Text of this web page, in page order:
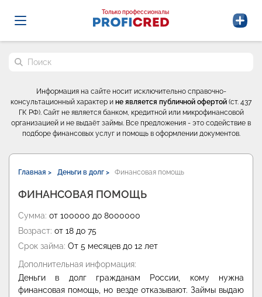
Probrokery - Только профессионалы
Только профессионалы
Поиск по сайту
Информация на сайте носит исключительно справочно-
консультационный характер и не является публичной офертой (ст. 437
ГК РФ). Сайт не является банком, кредитной или микрофинансовой
организацией и не выдаёт займы. Все предложения - это содействие в
подборе финансовых услуг и помощь в оформлении документов.
Главная > Деньги в долг > Финансовая помощь
ФИНАНСОВАЯ ПОМОЩЬ
Сумма: от 100000 до 8000000
Возраст: от 18 до 75
Срок займа: От 5 месяцев до 12 лет
Дополнительная информация:
Деньги в долг гражданам России, кому нужна
финансовая помощь, но везде отказывают. Займы выдаю